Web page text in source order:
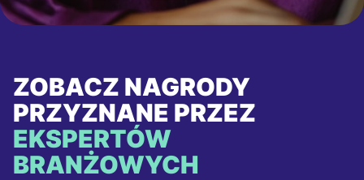
ZOBACZ NAGRODY
PRZYZNANE PRZEZ
EKSPERTÓW
BRANŻOWYCH